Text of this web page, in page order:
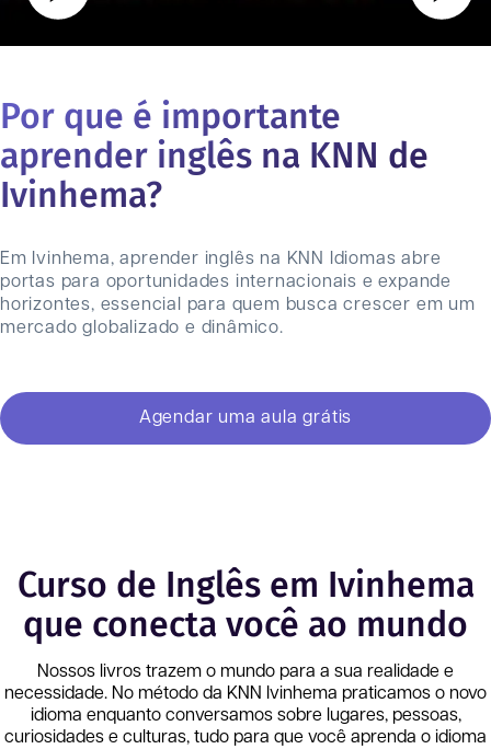
Por que é importante
aprender inglês na KNN de
Ivinhema?
Em Ivinhema, aprender inglês na KNN Idiomas abre
portas para oportunidades internacionais e expande
horizontes, essencial para quem busca crescer em um
mercado globalizado e dinâmico.
Agendar uma aula grátis
Curso de Inglês em Ivinhema
que conecta você ao mundo
Nossos livros trazem o mundo para a sua realidade e
necessidade. No método da KNN Ivinhema praticamos o novo
idioma enquanto conversamos sobre lugares, pessoas,
curiosidades e culturas, tudo para que você aprenda o idioma